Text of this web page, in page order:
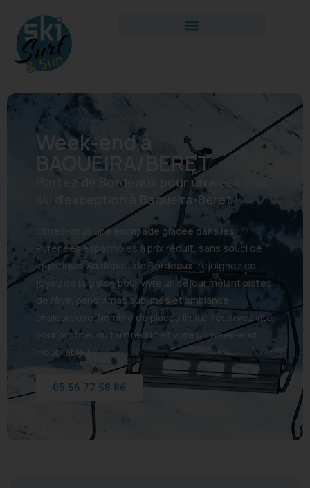
Week-end à
BAQUEIRA/BERET
Partez de Bordeaux pour un week-end
ski d’exception à Baqueira-Beret !
Offrez-vous une escapade glacée dans les
Pyrénées espagnoles à prix réduit, sans souci de
logistique. Au départ de Bordeaux, rejoignez ce
joyau de la glisse pour vivre un séjour mêlant pistes
de rêve, panoramas sublimés et ambiance
chaleureuse. Nombre de places limité réservez vite
pour profiter du tarif réduit et vivre un week-end
inoubliable !
05 56 77 58 86